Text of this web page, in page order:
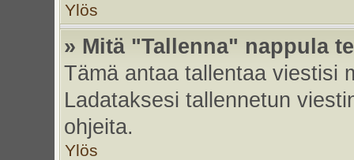
Ylös
» Mitä "Tallenna" nappula
Tämä antaa tallentaa viestisi
Ladataksesi tallennetun
ohjeita.
Ylös